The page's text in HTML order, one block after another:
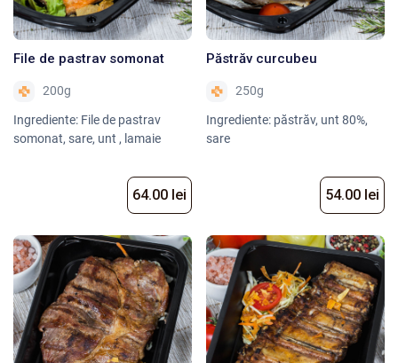
File de pastrav somonat
200g
Ingrediente: File de pastrav
somonat, sare, unt , lamaie
64.00 lei
Păstrăv curcubeu
250g
Ingrediente: păstrăv, unt 80%,
sare
54.00 lei